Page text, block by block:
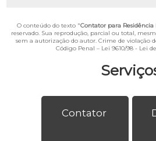
Contator
O conteúdo do texto "Contator para Residência
reservado. Sua reprodução, parcial ou total,
sem a autorização do autor. Crime de violação
Código Penal – Lei 9610/98 - Lei